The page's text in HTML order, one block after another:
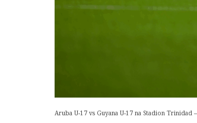
Aruba U-17 vs Guyana U-17 na Stadion Trinidad